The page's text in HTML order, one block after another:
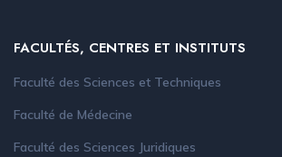
FACULTÉS, CENTRES ET INSTITUTS
Faculté des Sciences et Techniques
Faculté de Médecine
Faculté des Sciences Juridiques